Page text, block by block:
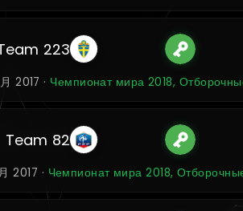
223
2017 · Чемпионат мира 2018,
Team 82
2017 · Чемпионат мира 2018,